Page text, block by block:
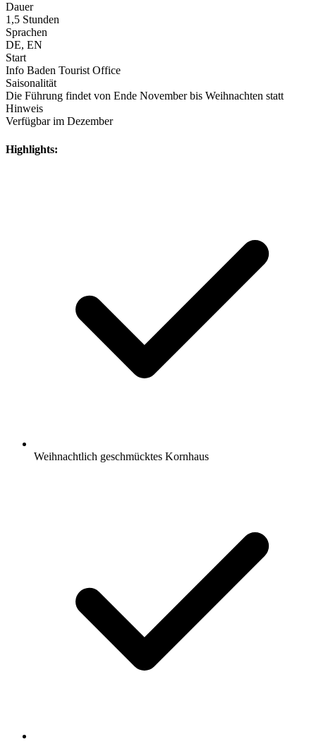
Dauer
1,5 Stunden
Sprachen
DE, EN
Start
Info Baden Tourist Office
Saisonalität
Die Führung findet von Ende November bis Weihnachten statt
Hinweis
Verfügbar im Dezember
Highlights:
Weihnachtlich geschmücktes Kornhaus